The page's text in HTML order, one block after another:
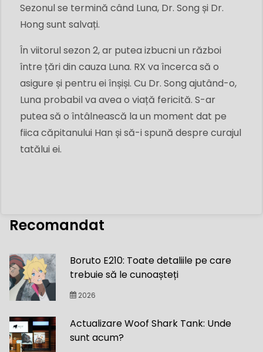
Sezonul se termină când Luna, Dr. Song și Dr.
Hong sunt salvați.
În viitorul sezon 2, ar putea izbucni un război
între țări din cauza Luna. RX va încerca să o
asigure și pentru ei înșiși. Cu Dr. Song ajutând-o,
Luna probabil va avea o viață fericită. S-ar
putea să o întâlnească la un moment dat pe
fiica căpitanului Han și să-i spună despre curajul
tatălui ei.
Recomandat
Boruto E210: Toate detaliile pe care
trebuie să le cunoașteți
2026
Actualizare Woof Shark Tank: Unde
sunt acum?